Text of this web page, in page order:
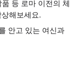
등 로마 이전의 체
해보세요.
안고 있는 여신과